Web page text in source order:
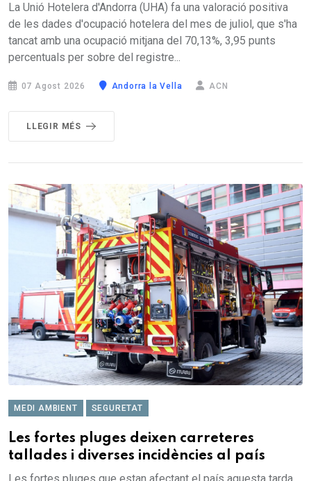
La Unió Hotelera d'Andorra (UHA) fa una valoració positiva
de les dades d'ocupació hotelera del mes de juliol, que s'ha
tancat amb una ocupació mitjana del 70,13%, 3,95 punts
percentuals per sobre del registre...
07 Agost 2026 Andorra la Vella ACN
LLEGIR MÉS
MEDI AMBIENT SEGURETAT
Les fortes pluges deixen carreteres
tallades i diverses incidències al país